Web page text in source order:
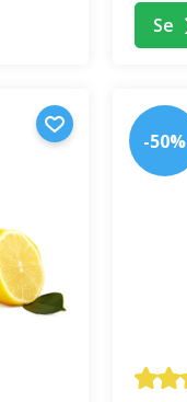
Se
-50%